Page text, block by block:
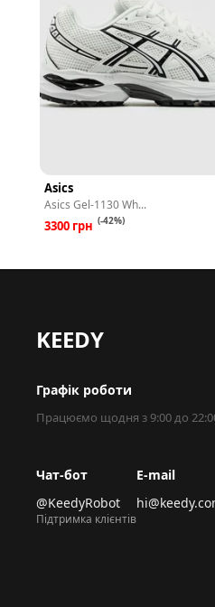
Asics
Asics Gel-1130 Wh...
3300 грн (-42%)
KEEDY
Графік роботи
Працюємо щодня з 9:00 до
Чат-бот
@KeedyRobot
Підтримка клієнтів
E-mail